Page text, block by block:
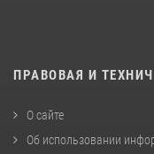
ПРАВОВАЯ И
О сайте
Об использовании